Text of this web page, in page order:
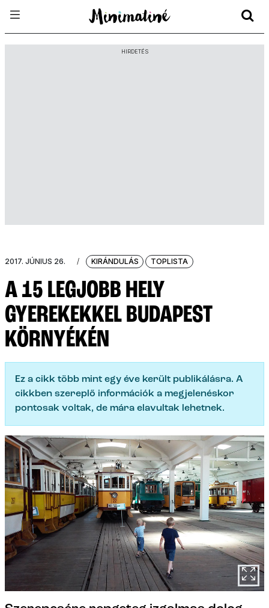
HIRDETÉS
2017. JÚNIUS 26. / KIRÁNDULÁS TOPLISTA
A 15 LEGJOBB HELY
GYEREKEKKEL BUDAPEST
KÖRNYÉKÉN
Ez a cikk több mint egy éve került publikálásra. A
cikkben szereplő információk a megjelenéskor
pontosak voltak, de mára elavultak lehetnek.